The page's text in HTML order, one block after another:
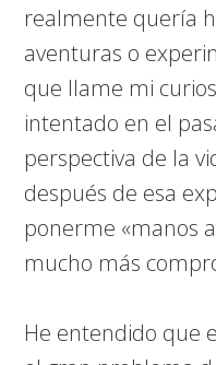
realmente quería
aventuras o
que llame mi
intentado en el
perspectiva de la
después de esa
ponerme «manos
mucho más
He entendido que